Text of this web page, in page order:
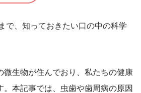
で、知っておきたい口の中の科学
微生物が住んでおり、私たちの健康
。本記事では、虫歯や歯周病の原因